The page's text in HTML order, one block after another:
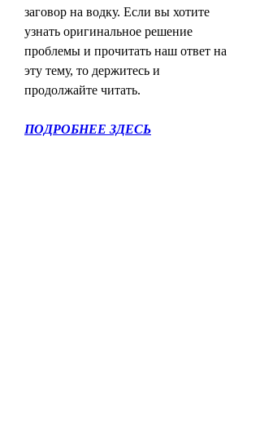
заговор на водку. Если вы хотите
узнать оригинальное решение
проблемы и прочитать наш ответ на
эту тему, то держитесь и
продолжайте читать.
ПОДРОБНЕЕ ЗДЕСЬ